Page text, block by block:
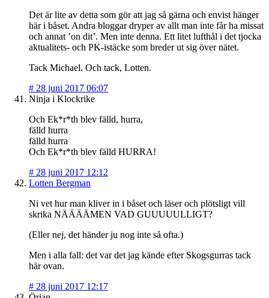
Det är lite av detta som gör att jag så gärna och envist hänger
här i båset. Andra bloggar dryper av allt man inte får ha missat
och annat ’on dit’. Men inte denna. Ett litet lufthål i det tjocka
aktualitets- och PK-istäcke som breder ut sig över nätet.
Tack Michael. Och tack, Lotten.
# 28 juni 2017 06:07
Ninja i Klockrike
Och Ek*r*th blev fälld, hurra,
fälld hurra
fälld hurra
Och Ek*r*th blev fälld HURRA!
# 28 juni 2017 12:12
Lotten Bergman
Ni vet hur man kliver in i båset och läser och plötsligt vill
skrika NÄÄÄÄMEN VAD GUUUUULLIGT?
(Eller nej, det händer ju nog inte så ofta.)
Men i alla fall: det var det jag kände efter Skogsgurras tack
här ovan.
# 28 juni 2017 12:17